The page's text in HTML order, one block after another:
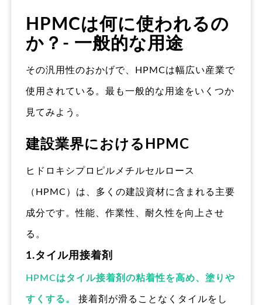
HPMCは何に使われるの
か？- 一般的な用途
その汎用性のおかげで、HPMCは幅広い産業で
使用されている。最も一般的な用途をいくつか
見てみよう。
建設業界におけるHPMC
ヒドロキシプロピルメチルセルロース
（HPMC）は、多くの建設資材に含まれる主要
成分です。性能、作業性、耐久性を向上させ
る。
1.タイル用接着剤
HPMCはタイル接着剤の粘着性を高め、塗りや
すくする。 接着剤が滑ることなくタイルをし